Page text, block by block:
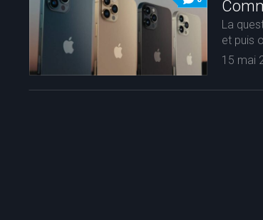
La
et puis
15 mai